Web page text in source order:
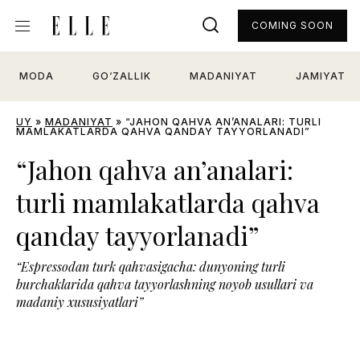
MODA GO‘ZALLIK MADANIYAT JAMIYAT
COMING SOON
UY » MADANIYAT » “JAHON QAHVA AN’ANALARI: TURLI
MAMLAKATLARDA QAHVA QANDAY TAYYORLANADI”
“Jahon qahva an’analari:
turli mamlakatlarda qahva
qanday tayyorlanadi”
“Espressodan turk qahvasigacha: dunyoning turli
burchaklarida qahva tayyorlashning noyob usullari va
madaniy xususiyatlari”